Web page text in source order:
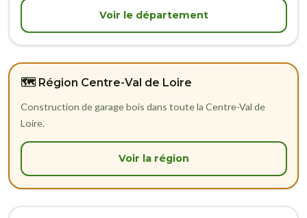
Voir le département
🗺️ Région Centre-Val de Loire
Construction de garage bois dans toute la Centre-Val de
Loire.
Voir la région